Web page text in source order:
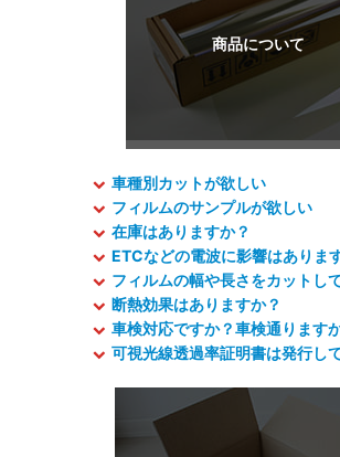
車種別カットが欲しい
フィルムのサンプルが欲しい
在庫はありますか？
ETCなどの電波に影響はありま
フィルムの幅や長さをカットし
断熱効果はありますか？
車検対応ですか？車検通ります
可視光線透過率証明書は発行し